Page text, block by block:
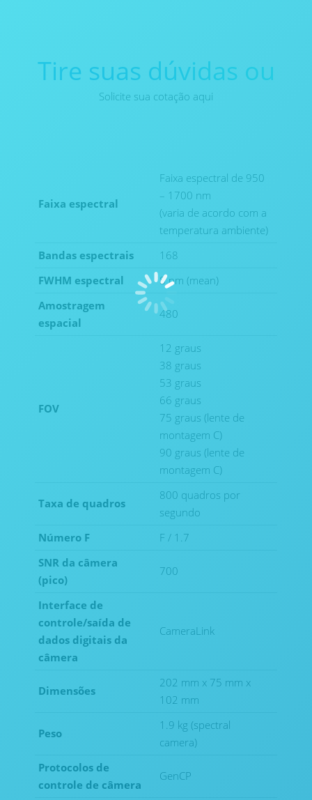
Tire suas dúvidas ou
Solicite sua cotação aqui
Faixa espectral
Faixa espectral de 950
– 1700 nm
(varia de acordo com a
temperatura ambiente)
Bandas espectrais
168
FWHM espectral
8 nm (mean)
Amostragem
espacial
480
FOV
12 graus
38 graus
53 graus
66 graus
75 graus (lente de
montagem C)
90 graus (lente de
montagem C)
Taxa de quadros
800 quadros por
segundo
Número F
F / 1.7
SNR da câmera
(pico)
700
Interface de
controle/saída de
dados digitais da
câmera
CameraLink
Dimensões
202 mm x 75 mm x
102 mm
Peso
1.9 kg (spectral
camera)
Protocolos de
controle de câmera
GenCP